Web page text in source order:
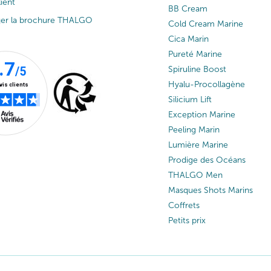
et d’une routine de soins à domicile. En étroite collaboration
nos chercheurs créent des produits pour le visage,
dans chaque soin visage offre une expérience inédite et la
du visage protègent, renforcent et subliment toutes les peaux
de solutions pour répondre aux besoins spécifiques de
contour des yeux, masque réparateur, gommage lissant ou une
actifs marins avec les soins visage THALGO.
la brochure THALGO
BB Cream
Cold Cream Marine
Cica Marin
Pureté Marine
Spiruline Boost
Hyalu-Procollagène
Silicium Lift
Exception Marine
Peeling Marin
Lumière Marine
Prodige des Océans
THALGO Men
Masques Shots Marins
Coffrets
Petits prix